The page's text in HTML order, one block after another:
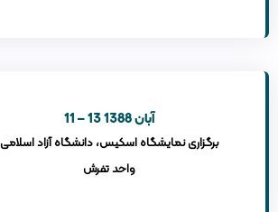
11 – 13 آبان 1388
برگزاری نمایشگاه اسکیس، دانشگاه آزاد اسلامی
واحد تفرش